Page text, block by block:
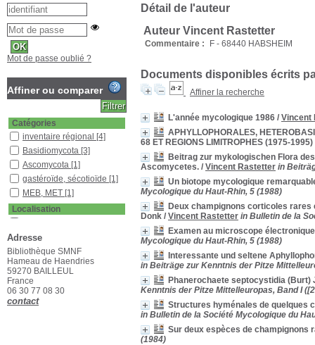
Détail de l'auteur
Auteur Vincent Rastetter
Commentaire : F - 68440 HABSHEIM
Documents disponibles écrits
Affiner la recherche
L'année mycologique 1986 / Vincent
APHYLLOPHORALES,
68 ET REGIONS LIMITROPHES (1975-1995)
Beitrag zur mykologischen Flora
Ascomycetes. / Vincent Rastetter in
Un biotope mycologique
Mycologique du Haut-Rhin, 5 (1988)
Deux champignons corticoles
Donk / Vincent Rastetter in Bulletin de la
Examen au microscope
Mycologique du Haut-Rhin, 5 (1988)
Interessante und seltene
in Beiträge zur Kenntnis der Pitze
Phanerochaete septocystidia (Burt)
Kenntnis der Pitze Mittelleuropas, Band I
Structures hyménales de quelques
in Bulletin de la Société Mycologique du
Sur deux espèces de champignons
(1984)
Mot de passe oublié ?
Affiner ou comparer
Catégories
inventaire régional [4]
Basidiomycota [3]
Ascomycota [1]
gastéroïde, sécotioïde [1]
MEB, MET [1]
Localisation
Bureau SMNF 2
Section
Documentaire[1]
Revues étrangères
(étagère B)
Revues françaises
Adresse
Bibliothèque SMNF
Hameau de Haendries
59270 BAILLEUL
France
06 30 77 08 30
contact